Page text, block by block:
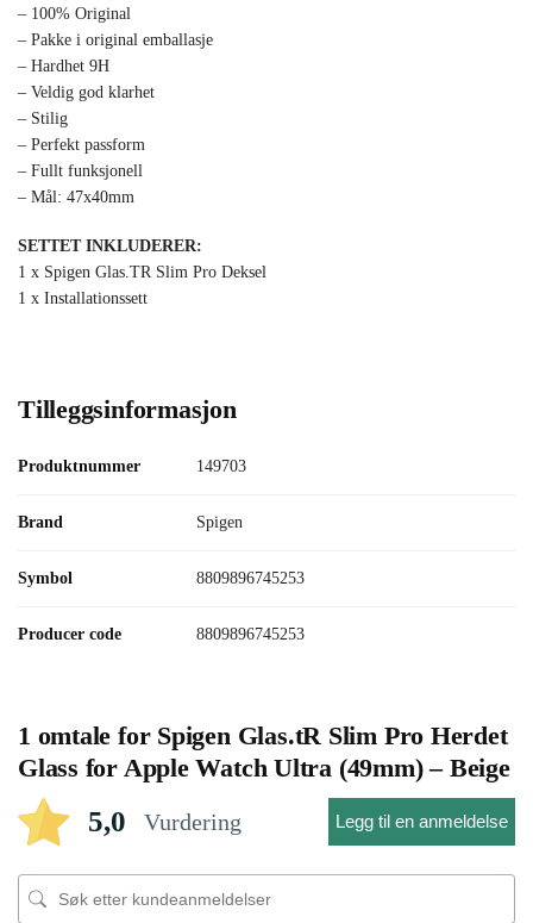
– 100% Original
– Pakke i original emballasje
– Hardhet 9H
– Veldig god klarhet
– Stilig
– Perfekt passform
– Fullt funksjonell
– Mål: 47x40mm
SETTET INKLUDERER:
1 x Spigen Glas.TR Slim Pro Deksel
1 x Installationssett
Tilleggsinformasjon
Produktnummer 149703
Brand Spigen
Symbol 8809896745253
Producer code 8809896745253
1 omtale for Spigen Glas.tR Slim Pro Herdet
Glass for Apple Watch Ultra (49mm) – Beige
5,0 Vurdering Legg til en anmeldelse